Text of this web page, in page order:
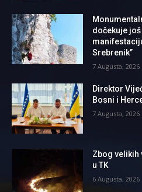
dočekuje
Srebrenik”
7 Augusta, 2026
Direktor
Bosni i
7 Augusta, 2026
Zbog velikih
u TK
6 Augusta, 2026